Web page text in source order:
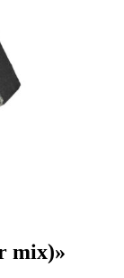
mix)»